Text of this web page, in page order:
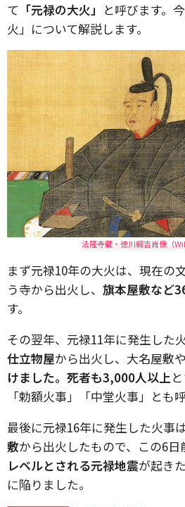
て 「元禄の大火」 と呼びます。
火」について解説します。
法隆寺蔵・徳川綱吉肖像（
まず元禄10年の大火は、現在の
う寺から出火し、 旗本屋敷など
す。
その翌年、元禄11年に発生した
仕立物屋から出火し、大名屋敷
けました。死者も3,000人以上
「勅額火事」「中堂火事」とも
最後に元禄16年に発生した火事
敷から出火したもので、この6日
レベルとされる元禄地震が起き
に陥りました。